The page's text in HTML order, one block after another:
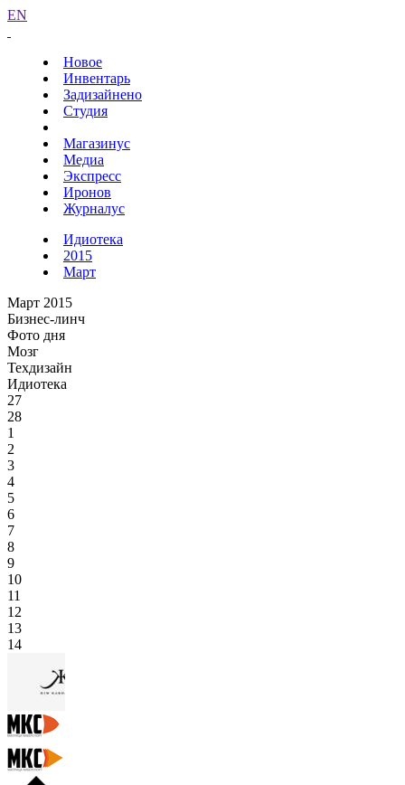
EN
Новое
Инвентарь
Задизайнено
Студия
Магазинус
Медиа
Экспресс
Иронов
Журналус
Идиотека
2015
Март
Март 2015
Бизнес-линч
Фото дня
Мозг
Техдизайн
Идиотека
27
28
1
2
3
4
5
6
7
8
9
10
11
12
13
14